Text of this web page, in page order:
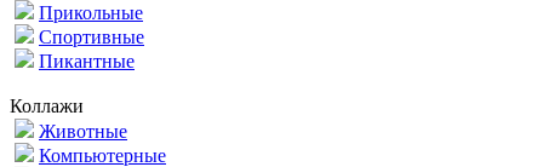
Прикольные
Спортивные
Пикантные
Коллажи
Животные
Компьютерные